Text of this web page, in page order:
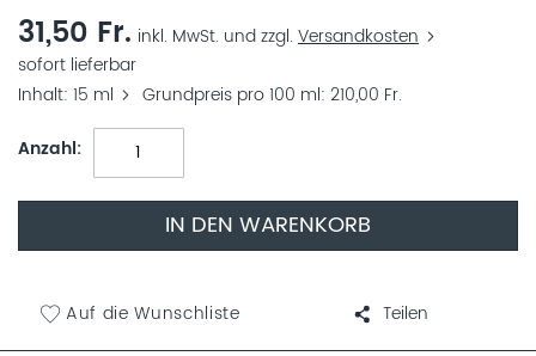
31,50 Fr. inkl. MwSt. und zzgl. Versandkosten
sofort lieferbar
Inhalt 15 ml Grundpreis pro 100 ml 210,00 Fr.
Anzahl
IN DEN WARENKORB
Auf die Wunschliste Teilen